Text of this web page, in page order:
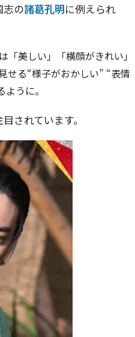
志の諸葛孔明に例えられ
「美しい」「横顔がきれい」
せる“様子がおかしい” “表情
うに。
されています。